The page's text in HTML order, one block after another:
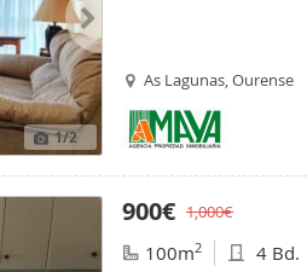
1/2
As Lagunas, Ourense
900€ 1,000€
100m2 4 Bd.